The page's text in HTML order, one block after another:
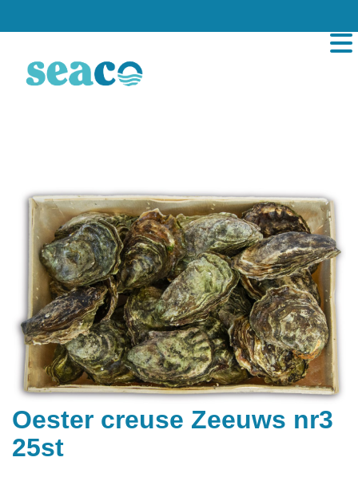
Oester creuse Zeeuws nr3
25st